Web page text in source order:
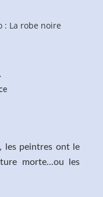
: La robe noire
les peintres ont le
morte...ou les